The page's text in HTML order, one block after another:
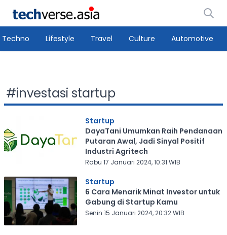
Techno Lifestyle Travel Culture Automotive
#investasi startup
Startup
DayaTani Umumkan Raih Pendanaan
Putaran Awal, Jadi Sinyal Positif
Industri Agritech
Rabu 17 Januari 2024, 10:31 WIB
Startup
6 Cara Menarik Minat Investor untuk
Gabung di Startup Kamu
Senin 15 Januari 2024, 20:32 WIB